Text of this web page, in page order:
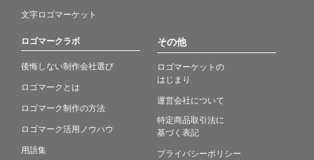
文字ロゴマーケット
ロゴマークラボ
後悔しない制作会社選び
ロゴマークとは
ロゴマーク制作の方法
ロゴマーク活用ノウハウ
用語集
その他
ロゴマーケットの
はじまり
運営会社について
特定商品取引法に
基づく表記
プライバシーポリシー